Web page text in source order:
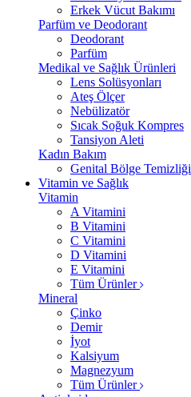
Erkek Vücut Bakımı
Parfüm ve Deodorant
Deodorant
Parfüm
Medikal ve Sağlık Ürünleri
Lens Solüsyonları
Ateş Ölçer
Nebülizatör
Sıcak Soğuk Kompres
Tansiyon Aleti
Kadın Bakım
Genital Bölge Temizliği
Vitamin ve Sağlık
Vitamin
A Vitamini
B Vitamini
C Vitamini
D Vitamini
E Vitamini
Tüm Ürünler
Mineral
Çinko
Demir
İyot
Kalsiyum
Magnezyum
Tüm Ürünler